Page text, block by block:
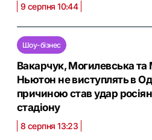
9 серпня 10:44
Шоу-бізнес
Вакарчук, Могилевська та
Ньютон не виступлять в
причиною став удар
стадіону
8 серпня 13:23